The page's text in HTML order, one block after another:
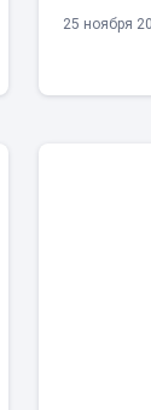
25 ноября